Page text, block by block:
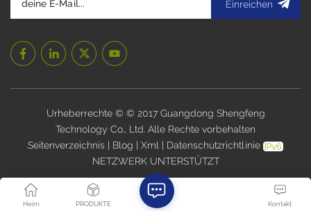
Einreichen
Urheberrechte © © 2017 Guangdong Shengfeng
Technology Co., Ltd. Alle Rechte vorbehalten
Seitenverzeichnis Blog Xml
Datenschutzrichtlinie
NETZWERK UNTERSTÜTZT
Heim PRODUKTE Kontakt